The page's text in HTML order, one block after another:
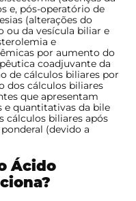
e, pós-operatório de
(alterações do
da vesícula biliar e
e
por aumento do
coadjuvante da
de cálculos biliares por
dos cálculos biliares
que apresentam
e quantitativas da bile
cálculos biliares após
(devido a
Ácido